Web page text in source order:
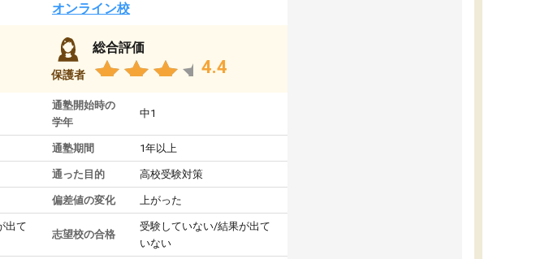
出て
オンライン校
保護者
総合評価
4.4
通塾開始時の
学年
中1
通塾期間 1年以上
通った目的 高校受験対策
偏差値の変化 上がった
志望校の合格
受験していない/結果が出て
いない